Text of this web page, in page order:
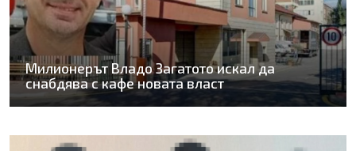
Милионерът Владо Загатото искал да
снабдява с кафе новата власт